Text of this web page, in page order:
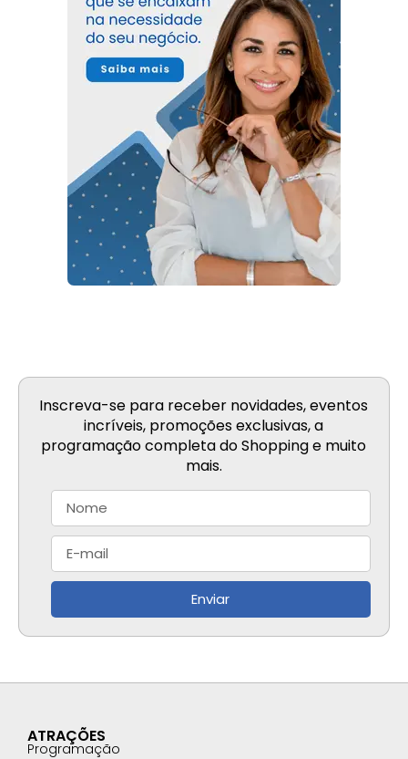
Inscreva-se para receber novidades, eventos
incríveis, promoções exclusivas, a
programação completa do Shopping e muito
mais.
Enviar
ATRAÇÕES
Programação